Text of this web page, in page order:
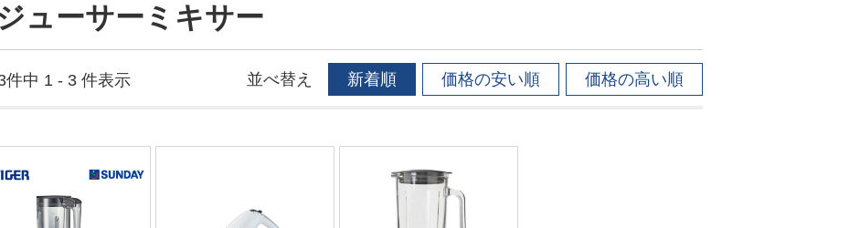
ューサーミキサー
件中 1 - 3 件表示 並べ替え 新着順 価格の安い順 価格の高い順